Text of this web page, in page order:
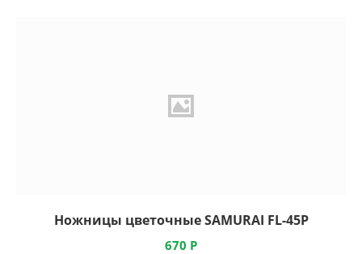
Ножницы цветочные SAMURAI FL-45P
670 Р